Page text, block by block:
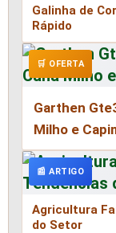
Galinha de
Rápido
🛒 OFERTA
Garthen
Milho e
📰 ARTIGO
Agricultura
do Setor